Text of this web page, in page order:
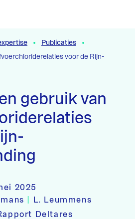
Publicaties
voor de Rijn-
gebruik van
2025
L. Leummens
Deltares